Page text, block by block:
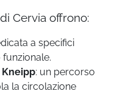
Cervia offrono:
a specifici
Kneipp: un percorso
la circolazione